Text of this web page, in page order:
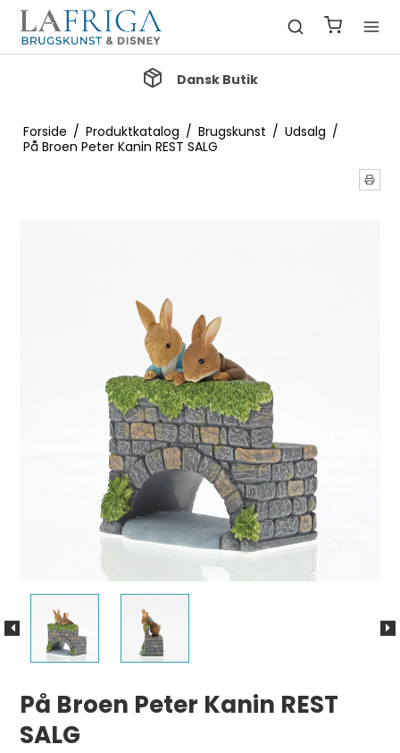
Dansk Butik
Forside / Produktkatalog / Brugskunst / Udsalg /
På Broen Peter Kanin REST SALG
På Broen Peter Kanin REST
SALG